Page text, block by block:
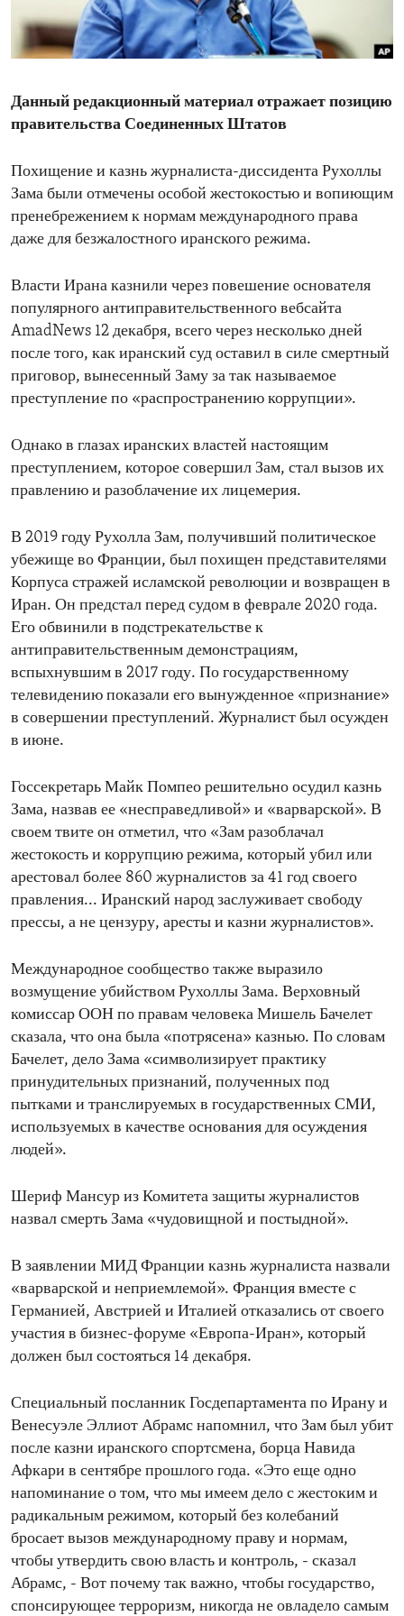
ENVIRONMENT AND HEALTH
IDEALS AND INSTITUTIONS
Данный редакционный материал отражает позицию
правительства Соединенных Штатов
Похищение и казнь журналиста-диссидента Рухоллы
Зама были отмечены особой жестокостью и вопиющим
пренебрежением к нормам международного права
даже для безжалостного иранского режима.
Власти Ирана казнили через повешение основателя
популярного антиправительственного вебсайта
AmadNews 12 декабря, всего через несколько дней
после того, как иранский суд оставил в силе смертный
приговор, вынесенный Заму за так называемое
преступление по «распространению коррупции».
Однако в глазах иранских властей настоящим
преступлением, которое совершил Зам, стал вызов их
правлению и разоблачение их лицемерия.
В 2019 году Рухолла Зам, получивший политическое
убежище во Франции, был похищен представителями
Корпуса стражей исламской революции и возвращен в
Иран. Он предстал перед судом в феврале 2020 года.
Его обвинили в подстрекательстве к
антиправительственным демонстрациям,
вспыхнувшим в 2017 году. По государственному
телевидению показали его вынужденное «признание»
в совершении преступлений. Журналист был осужден
в июне.
Госсекретарь Майк Помпео решительно осудил казнь
Зама, назвав ее «несправедливой» и «варварской». В
своем твите он отметил, что «Зам разоблачал
жестокость и коррупцию режима, который убил или
арестовал более 860 журналистов за 41 год своего
правления... Иранский народ заслуживает свободу
прессы, а не цензуру, аресты и казни журналистов».
Международное сообщество также выразило
возмущение убийством Рухоллы Зама. Верховный
комиссар ООН по правам человека Мишель Бачелет
сказала, что она была «потрясена» казнью. По словам
Бачелет, дело Зама «символизирует практику
принудительных признаний, полученных под
пытками и транслируемых в государственных СМИ,
используемых в качестве основания для осуждения
людей».
Шериф Мансур из Комитета защиты журналистов
назвал смерть Зама «чудовищной и постыдной».
В заявлении МИД Франции казнь журналиста назвали
«варварской и неприемлемой». Франция вместе с
Германией, Австрией и Италией отказались от своего
участия в бизнес-форуме «Европа-Иран», который
должен был состояться 14 декабря.
Специальный посланник Госдепартамента по Ирану и
Венесуэле Эллиот Абрамс напомнил, что Зам был убит
после казни иранского спортсмена, борца Навида
Афкари в сентябре прошлого года. «Это еще одно
напоминание о том, что мы имеем дело с жестоким и
радикальным режимом, который без колебаний
бросает вызов международному праву и нормам,
чтобы утвердить свою власть и контроль, - сказал
Абрамс, - Вот почему так важно, чтобы государство,
спонсирующее терроризм, никогда не овладело самым